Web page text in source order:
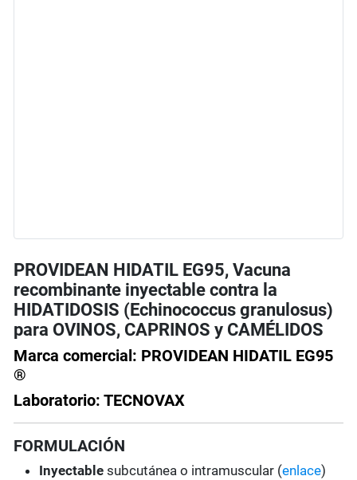
PROVIDEAN HIDATIL EG95, Vacuna
recombinante inyectable contra la
HIDATIDOSIS (Echinococcus granulosus)
para OVINOS, CAPRINOS y CAMÉLIDOS
Marca comercial: PROVIDEAN HIDATIL EG95
®
Laboratorio: TECNOVAX
FORMULACIÓN
Inyectable subcutánea o intramuscular (enlace)